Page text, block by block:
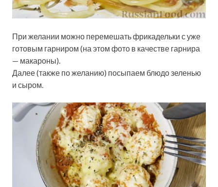
При желании можно перемешать фрикадельки с уже
готовым гарниром (на этом фото в качестве гарнира
— макароны).
Далее (также по желанию) посыпаем блюдо зеленью
и сыром.